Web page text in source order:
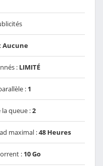
Aucune
: LIMITÉ
: 1
queue :2
maximal :48 Heures
: 10 Go